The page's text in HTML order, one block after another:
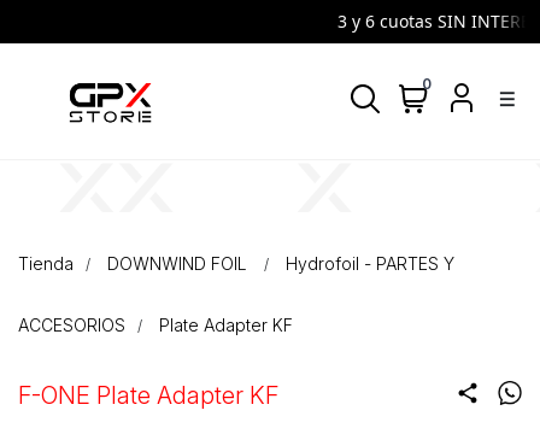
3 y 6 cuotas SIN
density_medium
0
Tienda DOWNWIND FOIL Hydrofoil - PARTES Y
ACCESORIOS Plate Adapter KF
F-ONE Plate Adapter KF share